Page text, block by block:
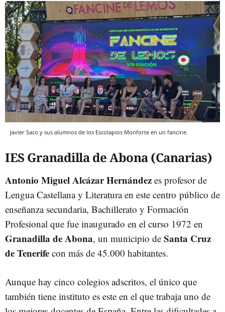
Javier Saco y sus alumnos de los Escolapios Monforte en un fancine.
IES Granadilla de Abona (Canarias)
Antonio Miguel Alcázar Hernández es profesor de
Lengua Castellana y Literatura en este centro público de
enseñanza secundaria, Bachillerato y Formación
Profesional que fue inaugurado en el curso 1972 en
Granadilla de Abona, un municipio de Santa Cruz
de Tenerife con más de 45.000 habitantes.
Aunque hay cinco colegios adscritos, el único que
también tiene instituto es este en el que trabaja uno de